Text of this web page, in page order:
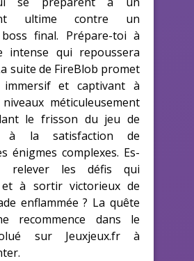
ultime contre un
final. Prépare-toi à
intense qui repoussera
suite de FireBlob promet
et captivant à
méticuleusement
le frisson du jeu de
à la satisfaction de
énigmes complexes. Es-
les défis qui
à sortir victorieux de
enflammée ? La quête
recommence dans le
sur Jeuxjeux.fr à